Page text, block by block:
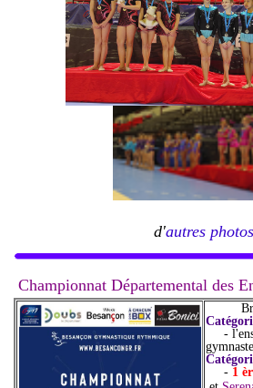
d'autres photos
Championnat Départemental des
-
- 1